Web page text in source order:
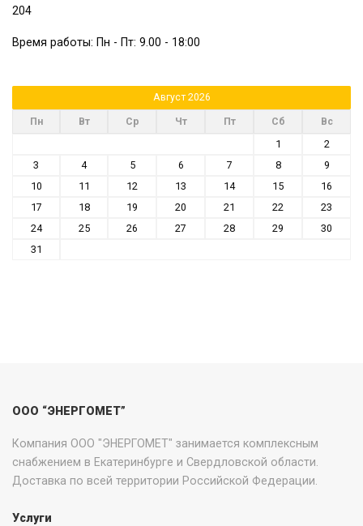
204
Время работы: Пн - Пт: 9.00 - 18:00
Август 2026
Пн
Вт Ср Чт Пт Сб
Вс
1
2
3
4 5 6 7 8
9
10
11 12 13 14 15
16
17
18 19 20 21 22
23
24
25 26 27 28 29
30
31
ООО “ЭНЕРГОМЕТ”
Компания ООО "ЭНЕРГОМЕТ" занимается комплексным
снабжением в Екатеринбурге и Свердловской области.
Доставка по всей территории Российской Федерации.
Услуги